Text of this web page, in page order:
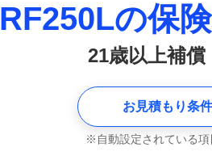
の保
21歳以上補償
お見積もり条
自動設定されている